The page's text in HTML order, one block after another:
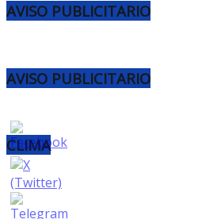
AVISO PUBLICITARIO
AVISO PUBLICITARIO
CLIMA